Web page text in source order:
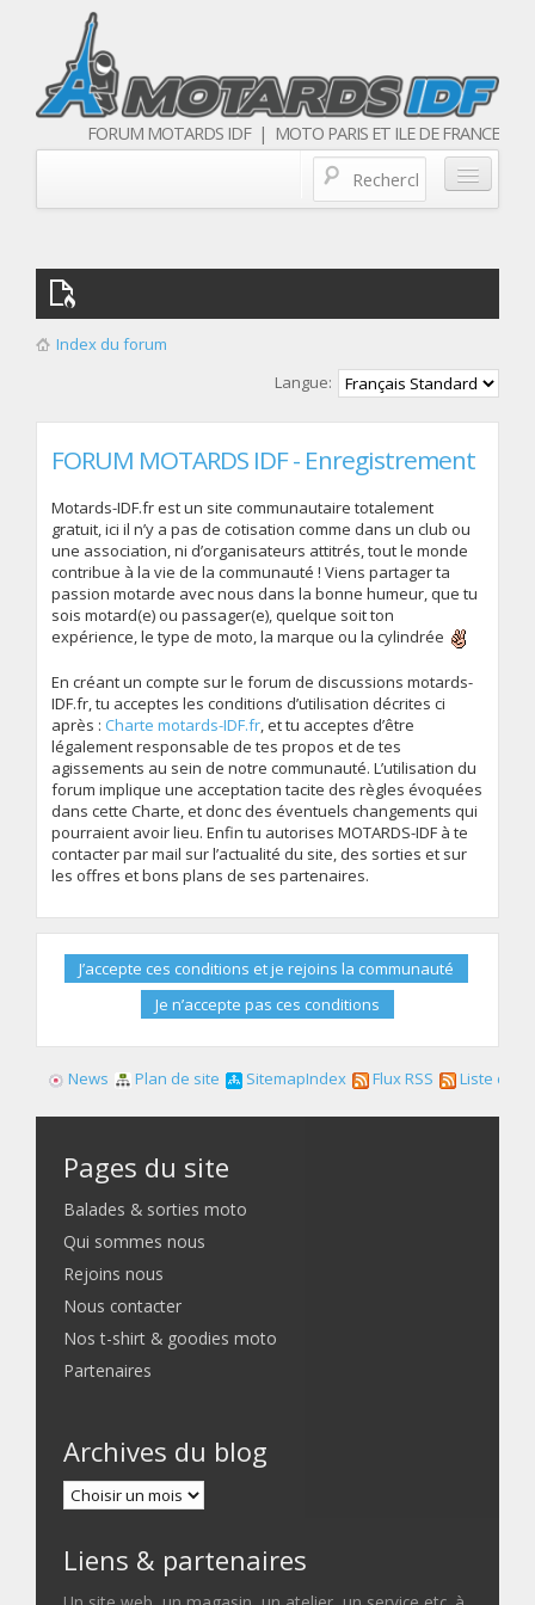
FORUM MOTARDS IDF | MOTO PARIS ET ILE DE FRANCE
Forum
Balades & sorties moto
Index du forum
Langue:
FORUM MOTARDS IDF - Enregistrement
Motards-IDF.fr est un site communautaire totalement
gratuit, ici il n’y a pas de cotisation comme dans un club ou
une association, ni d’organisateurs attitrés, tout le monde
contribue à la vie de la communauté ! Viens partager ta
passion motarde avec nous dans la bonne humeur, que tu
sois motard(e) ou passager(e), quelque soit ton
expérience, le type de moto, la marque ou la cylindrée
En créant un compte sur le forum de discussions motards-
IDF.fr, tu acceptes les conditions d’utilisation décrites ci
après : Charte motards-IDF.fr, et tu acceptes d’être
légalement responsable de tes propos et de tes
agissements au sein de notre communauté. L’utilisation du
forum implique une acceptation tacite des règles évoquées
dans cette Charte, et donc des éventuels changements qui
pourraient avoir lieu. Enfin tu autorises MOTARDS-IDF à te
contacter par mail sur l’actualité du site, des sorties et sur
les offres et bons plans de ses partenaires.
News Plan de site SitemapIndex Flux RSS Liste des
Pages du site
Balades & sorties moto
Qui sommes nous
Rejoins nous
Nous contacter
Nos t-shirt & goodies moto
Partenaires
Archives du blog
Liens & partenaires